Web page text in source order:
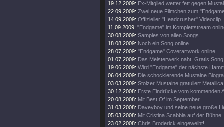
19.12.2009: Ex-Mitglied wetter fett gegen
22.09.2009: Zwei neue Filmchen zum
14.09.2009: Offizieller "Headcrusher" Videoclip.
11.09.2009: "Endgame" im Komplettstream
30.08.2009: Samples von allen Songs
18.08.2009: Noch ein Song online
28.07.2009: "Endgame" Coverartwork online.
01.07.2009: Das Meisterwerk naht. Gratis
19.06.2009: Wird "Endgame" der nächste
06.04.2009: Die schockierende Mustaine
03.03.2009: Stolzer Mustaine gratuliert
30.12.2008: Erste Eindrücke vom kommenden
20.08.2008: Mit Best Of im September
31.03.2008: Daveyboy und seine neue große
05.03.2008: Mit Cristina Scabbia auf der Bühne
23.02.2008: Chris Broderick eingeweiht!